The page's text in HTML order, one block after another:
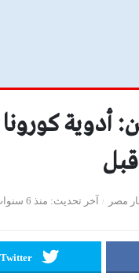
أدوية
مصر آخر تحديث منذ 6 سنوات
Twitter